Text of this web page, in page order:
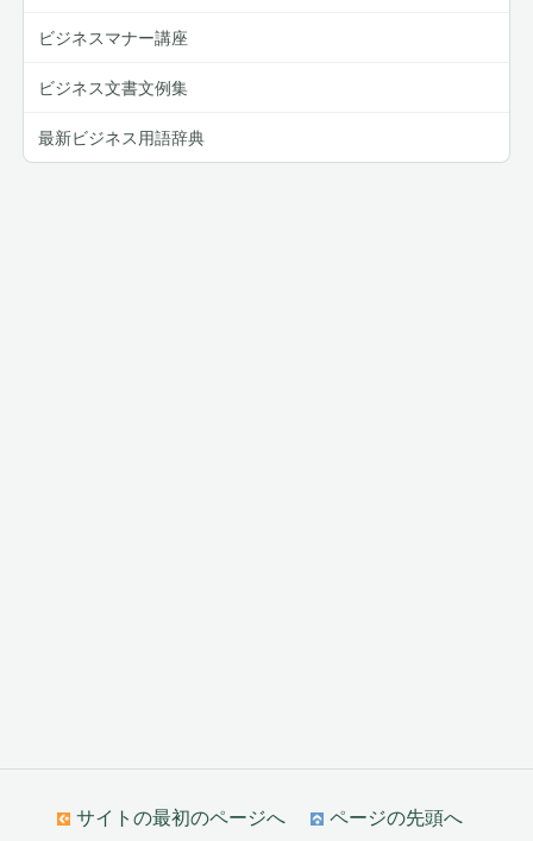
ビジネスマナー講座
ビジネス文書文例集
最新ビジネス用語辞典
サイトの最初のページへ ページの先頭へ